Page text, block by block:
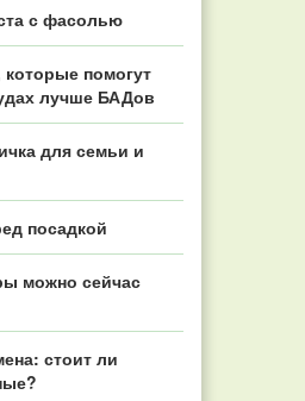
с фасолью
которые помогут
лучше БАДов
для семьи и
посадкой
можно сейчас
стоит ли